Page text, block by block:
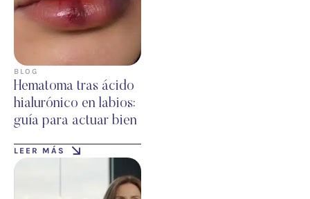
BLOG
Hematoma tras ácido
hialurónico en labios:
guía para actuar bien
LEER MÁS